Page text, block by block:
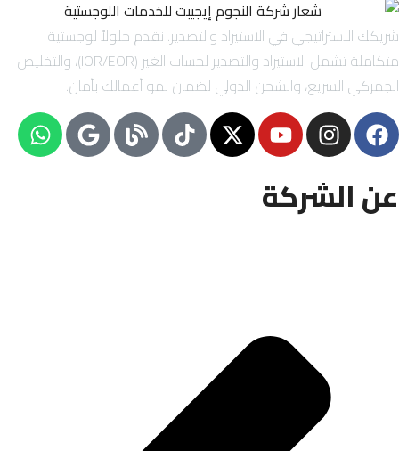
شريكك الاستراتيجي في الاستيراد والتصدير. نقدم حلولاً لوجستية
متكاملة تشمل الاستيراد والتصدير لحساب الغير (IOR/EOR)، والتخليص
الجمركي السريع، والشحن الدولي لضمان نمو أعمالك بأمان.
عن الشركة